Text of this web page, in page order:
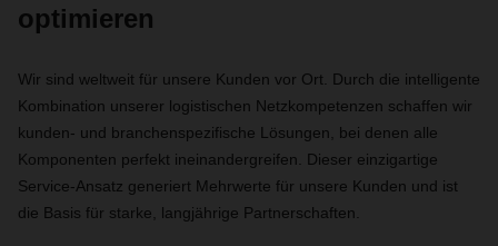
optimieren
Wir sind weltweit für unsere Kunden vor Ort. Durch die intelligente
Kombination unserer logistischen Netzkompetenzen schaffen wir
kunden- und branchenspezifische Lösungen, bei denen alle
Komponenten perfekt ineinandergreifen. Dieser einzigartige
Service-Ansatz generiert Mehrwerte für unsere Kunden und ist
die Basis für starke, langjährige Partnerschaften.